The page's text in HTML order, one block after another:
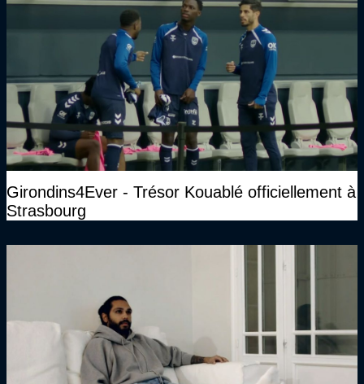
Girondins4Ever - Trésor Kouablé officiellement à
Strasbourg